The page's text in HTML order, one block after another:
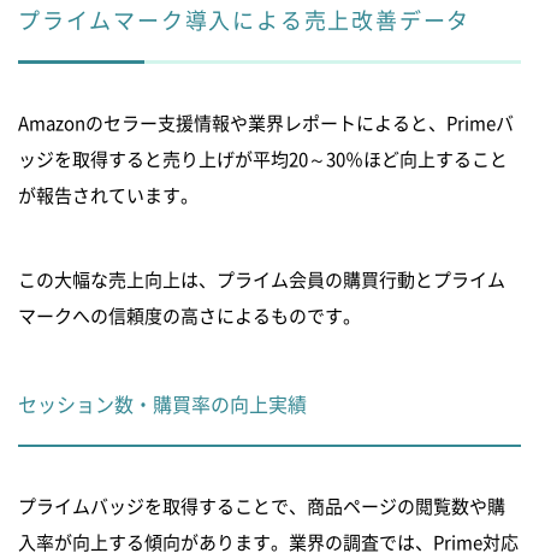
プライムマーク導入による売上改善データ
Amazonのセラー支援情報や業界レポートによると、Primeバ
ッジを取得すると売り上げが平均20～30％ほど向上すること
が報告されています。
この大幅な売上向上は、プライム会員の購買行動とプライム
マークへの信頼度の高さによるものです。
セッション数・購買率の向上実績
プライムバッジを取得することで、商品ページの閲覧数や購
入率が向上する傾向があります。業界の調査では、Prime対応